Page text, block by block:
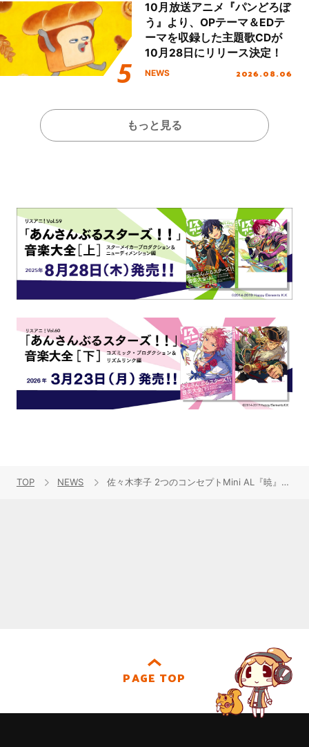
10月放送アニメ『パンどろぼ
う』より、OPテーマ＆EDテ
ーマを収録した主題歌CDが
10月28日にリリース決定！
NEWS 2026.08.06
もっと見る
TOP NEWS 佐々木李子 2つのコンセプトMini AL『暁』『宵』同時リリース！
PAGE TOP